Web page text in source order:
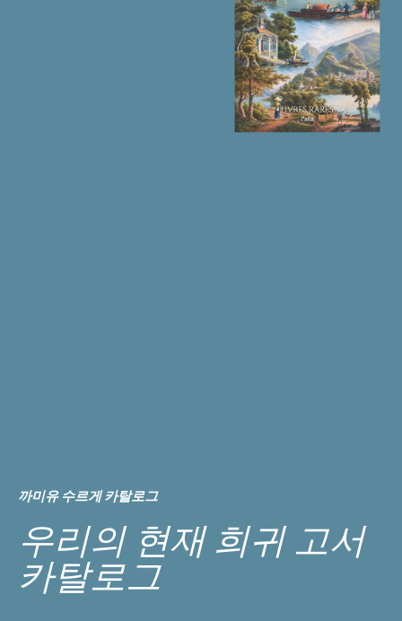
까미유 수르게 카탈로그
우리의 현재 희귀 고서
카탈로그